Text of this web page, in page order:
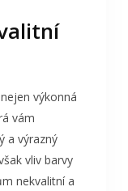
výkonná
vám
a výrazný
vliv barvy
nekvalitní a